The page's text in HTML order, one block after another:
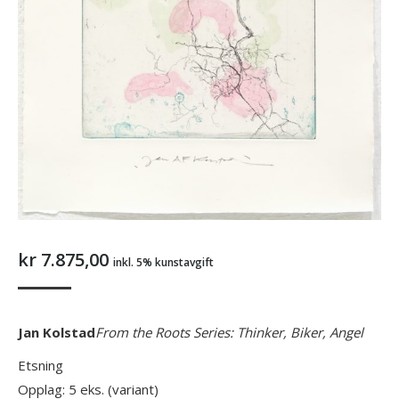
kr 7.875,00 inkl. 5% kunstavgift
Jan KolstadFrom the Roots Series: Thinker, Biker, Angel
Etsning
Opplag: 5 eks. (variant)